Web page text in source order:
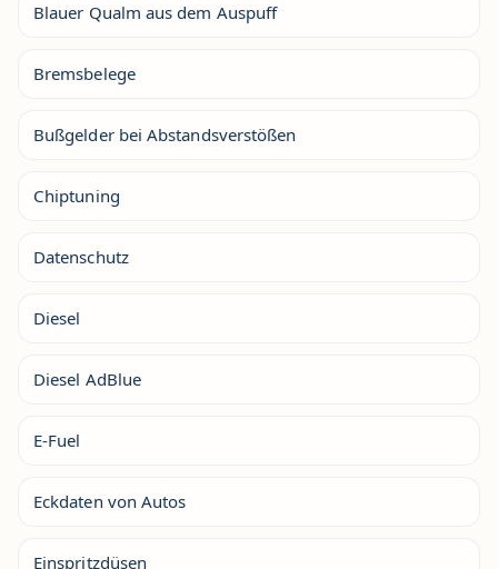
Blauer Qualm aus dem Auspuff
Bremsbelege
Bußgelder bei Abstandsverstößen
Chiptuning
Datenschutz
Diesel
Diesel AdBlue
E-Fuel
Eckdaten von Autos
Einspritzdüsen